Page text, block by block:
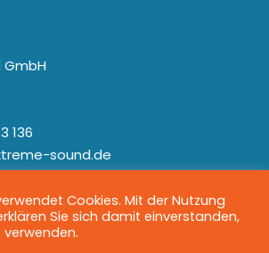
136
sound.de
Cookies. Mit der Nutzung
Sie sich damit einverstanden,